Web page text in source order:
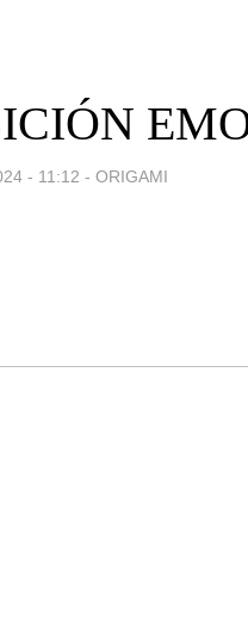
- 11:12 - ORIGAMI